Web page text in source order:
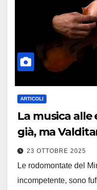
ARTICOLI
La musica
già, ma
23 OTTOBRE 2025
Le rodomontate del
incompetente, sono